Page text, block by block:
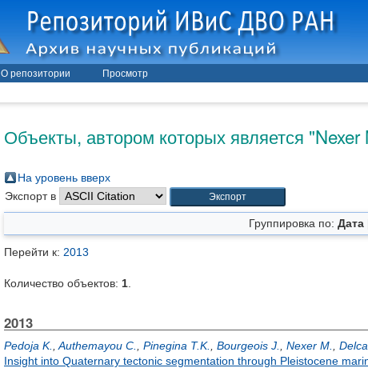
О репозитории Просмотр
Объекты, автором которых является "Nexer
На уровень вверх
Экспорт в
Группировка по: Дата
Перейти к: 2013
Количество объектов: 1
2013
Pedoja K. Authemayou C. Pinegina T.K. Bourgeois J. Nexer M.
Insight into Quaternary tectonic segmentation through Pleistocene